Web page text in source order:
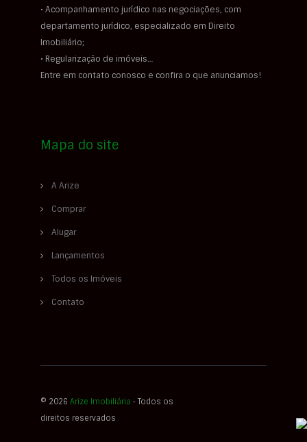
• Acompanhamento jurídico nas negociações, com
departamento jurídico, especializado em Direito
Imobiliário;
• Regularização de imóveis…
Entre em contato conosco e confira o que anunciamos!
Mapa do site
A Arize
Comprar
Alugar
Lançamentos
Todos os Imóveis
Contato
© 2026 Arize Imobiliária ‐ Todos os
direitos reservados